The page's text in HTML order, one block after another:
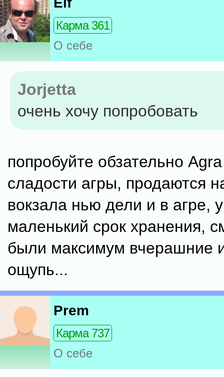
Карма 361
О себе
Jorjetta
очень хочу попробовать
попробуйте обзательно
сладости агры, продаются
вокзала нью дели и в агре,
маленький срок хранения,
были максимум вчерашние
ощупь...
Prem
Карма 737
О себе